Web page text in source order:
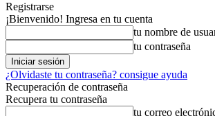
Registrarse
¡Bienvenido! Ingresa en tu cuenta
tu nombre de
tu contraseña
¿Olvidaste tu contraseña? consigue ayuda
Recuperación de contraseña
Recupera tu contraseña
tu correo